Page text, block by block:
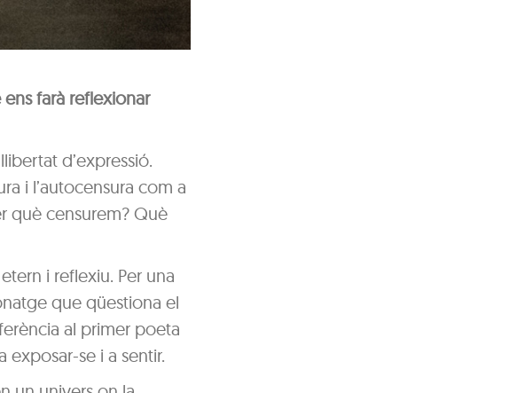
farà reflexionar
d’expressió.
i l’autocensura com a
què censurem? Què
i reflexiu. Per una
que qüestiona el
al primer poeta
exposar-se i a sentir.